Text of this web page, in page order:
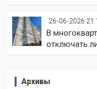
26-06-2026
В
отключать
Архивы